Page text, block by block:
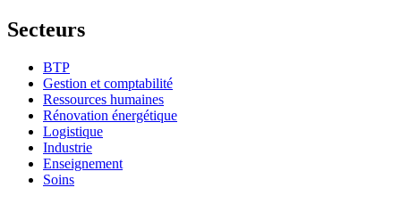
Secteurs
BTP
Gestion et comptabilité
Ressources humaines
Rénovation énergétique
Logistique
Industrie
Enseignement
Soins